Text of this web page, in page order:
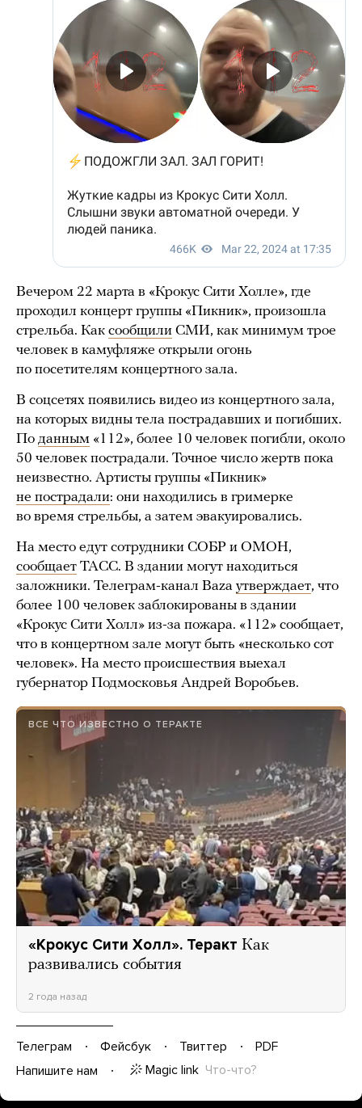
Вечером 22 марта в «Крокус Сити Холле», где
проходил концерт группы «Пикник», произошла
стрельба. Как сообщили СМИ, как минимум трое
человек в камуфляже открыли огонь
по посетителям концертного зала.
В соцсетях появились видео из концертного зала,
на которых видны тела пострадавших и погибших.
По данным «112», более 10 человек погибли, около
50 человек пострадали. Точное число жертв пока
неизвестно. Артисты группы «Пикник»
не пострадали: они находились в гримерке
во время стрельбы, а затем эвакуировались.
На место едут сотрудники СОБР и ОМОН,
сообщает ТАСС. В здании могут находиться
заложники. Телеграм-канал Baza утверждает, что
более 100 человек заблокированы в здании
«Крокус Сити Холл» из-за пожара. «112» сообщает,
что в концертном зале могут быть «несколько сот
человек». На место происшествия выехал
губернатор Подмосковья Андрей Воробьев.
ВСЕ ЧТО ИЗВЕСТНО О ТЕРАКТЕ
«Крокус Сити Холл». Теракт Как
развивались события
2 года назад
Телеграм Фейсбук Твиттер
PDF
Напишите нам
Magic link Что-что?